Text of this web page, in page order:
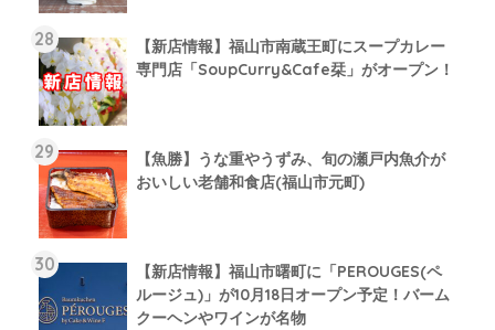
【新店情報】福山市南蔵王町にスープカレー
専門店「SoupCurry&Cafe栞」がオープン！
【魚勝】うな重やうずみ、旬の瀬戸内魚介が
おいしい老舗和食店(福山市元町)
【新店情報】福山市曙町に「PEROUGES(ペ
ルージュ)」が10月18日オープン予定！バーム
クーヘンやワインが名物